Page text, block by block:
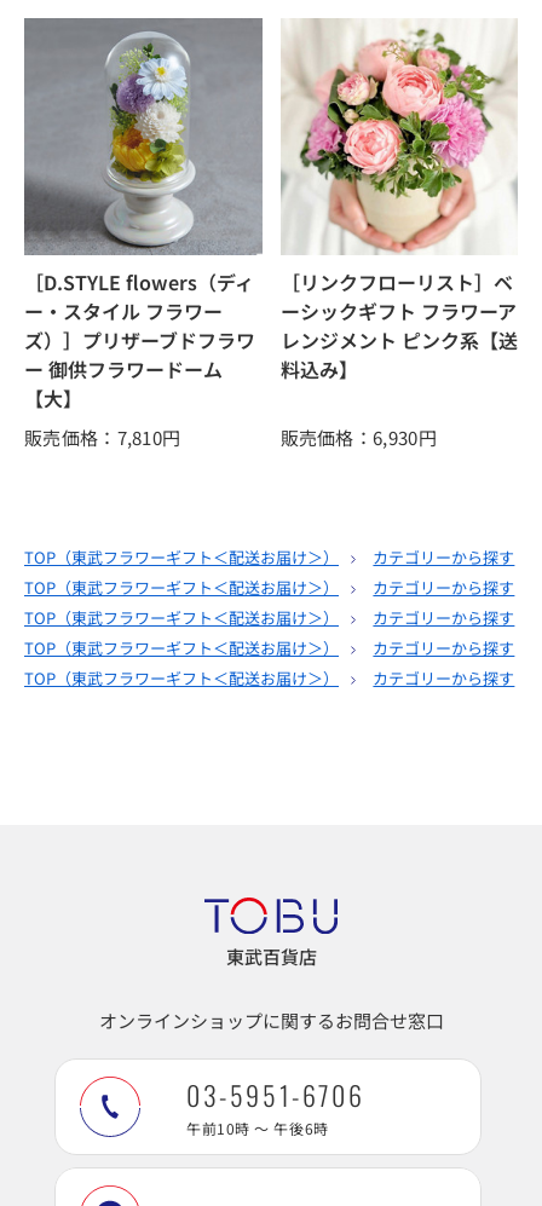
［D.STYLE flowers（ディ
ー・スタイル フラワー
ズ）］プリザーブドフラワ
ー 御供フラワードーム
【大】
販売価格：7,810円
［リンクフローリスト］ベ
ーシックギフト フラワーア
レンジメント ピンク系【送
料込み】
販売価格：6,930円
TOP（東武フラワーギフト＜配送お届け＞）
カテゴリーから探す
TOP（東武フラワーギフト＜配送お届け＞）
カテゴリーから探す
TOP（東武フラワーギフト＜配送お届け＞）
カテゴリーから探す
TOP（東武フラワーギフト＜配送お届け＞）
カテゴリーから探す
TOP（東武フラワーギフト＜配送お届け＞） カテゴリーから探す
東武百貨店
オンラインショップに関するお問合せ窓口
03-5951-6706
午前10時 ～ 午後6時